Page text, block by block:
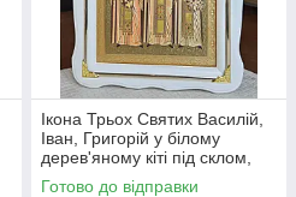
Ікона Трьох Святих Василій,
Іван, Григорій у білому
дерев'яному кіті під склом,
кіот 37*27, сюжет 20*30.
Готово до відправки